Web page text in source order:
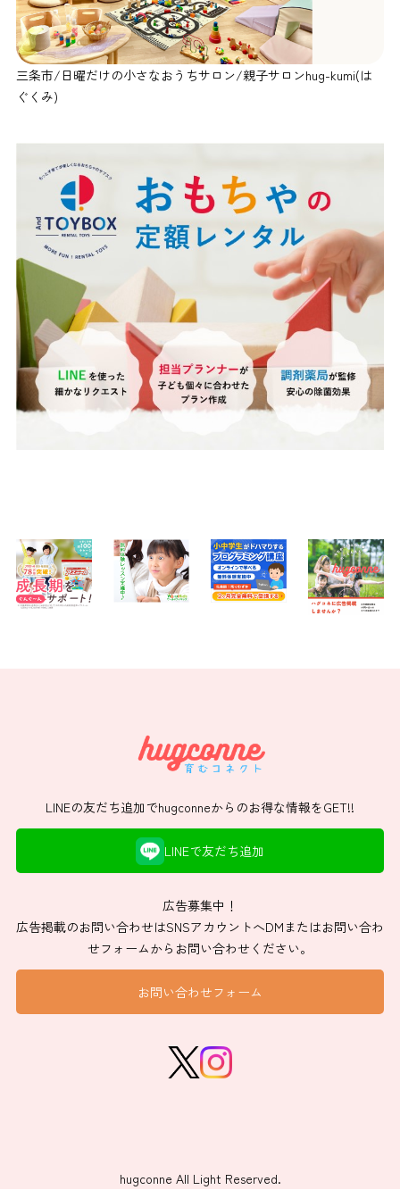
三条市/日曜だけの小さなおうちサロン/親子サロンhug-kumi(は
ぐくみ)
LINEの友だち追加でhugconneからのお得な情報をGET!!
LINEで友だち追加
広告募集中！
広告掲載のお問い合わせはSNSアカウントへDMまたはお問い合わ
せフォームからお問い合わせください。
お問い合わせフォーム
hugconne All Light Reserved.